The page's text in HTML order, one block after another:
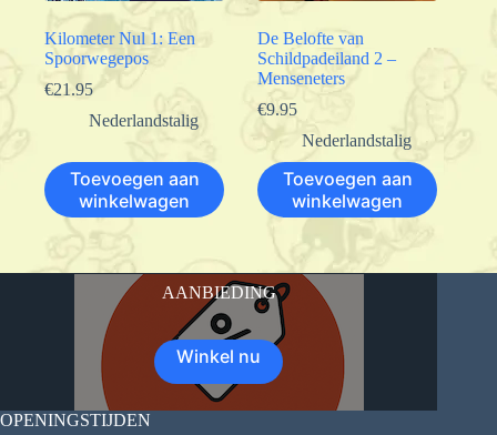
Kilometer Nul 1: Een
Spoorwegepos
€21.95
Nederlandstalig
Toevoegen aan
winkelwagen
De Belofte van
Schildpadeiland 2 –
Menseneters
€9.95
Nederlandstalig
Toevoegen aan
winkelwagen
AANBIEDING
Winkel nu
OPENINGSTIJDEN